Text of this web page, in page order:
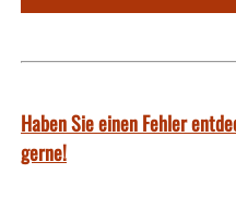
Haben Sie einen Fehler
gerne!